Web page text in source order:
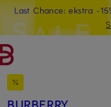
PRZEJDŹ DO GŁÓWNEJ
Last Chance: ekstra -
BURBERRY